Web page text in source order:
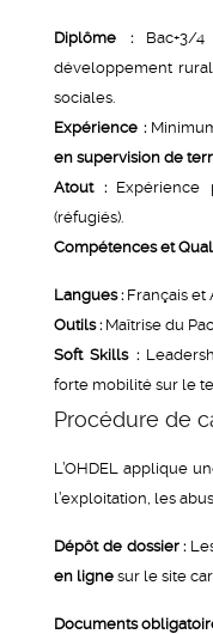
Diplôme :Bac+3/4
développement
sociales.
Expérience :
en supervision de
Atout :Expérience
(réfugiés).
Compétences et
Langues :Français et
Outils :Maîtrise du
Soft Skills :
forte mobilité sur le
Procédure de
L’OHDEL applique
l’exploitation, les
Dépôt de dossier :
en ligne sur le site
Documents